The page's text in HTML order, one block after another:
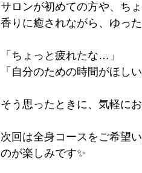
サロンが初めての方や、ち
香りに癒されながら、ゆっ
「ちょっと疲れたな…」
「自分のための時間がほし
そう思ったときに、気軽に
次回は全身コースをご希望
のが楽しみです✨